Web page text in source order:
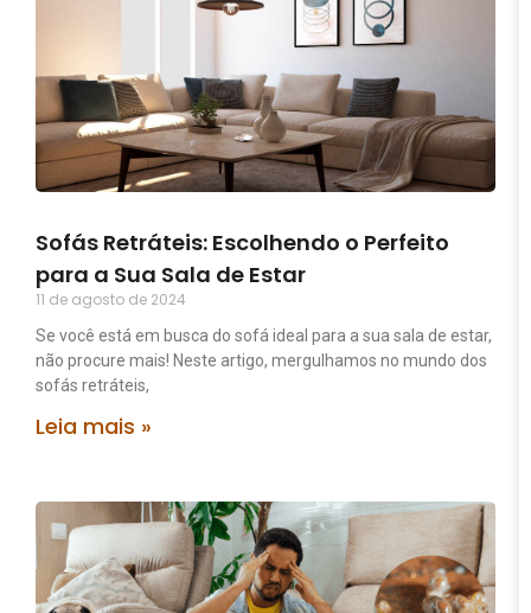
Sofás Retráteis: Escolhendo o Perfeito
para a Sua Sala de Estar
11 de agosto de 2024
Se você está em busca do sofá ideal para a sua sala de estar,
não procure mais! Neste artigo, mergulhamos no mundo dos
sofás retráteis,
Leia mais »